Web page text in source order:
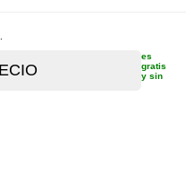
es
gratis
y sin